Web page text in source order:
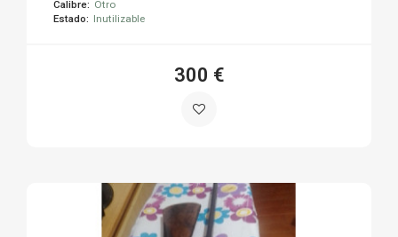
Calibre: Otro
Estado: Inutilizable
300 €